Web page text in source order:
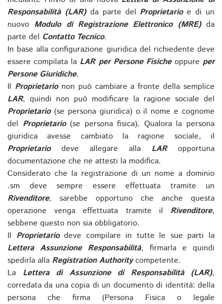
Responsabilità (LAR)da parte del Proprietarioe di un
nuovo Modulo di Registrazione Elettronico (MRE)da
parte del Contatto Tecnico.
In base alla configurazione giuridica del richiedente deve
essere compilata la LAR per Persone Fisicheoppure per
Persone Giuridiche.
Il Proprietarionon può cambiare a fronte della semplice
LAR, quindi non può modificare la ragione sociale del
Proprietario(se persona giuridica) o il nome e cognome
del Proprietario(se persona fisica). Qualora la persona
giuridica avesse cambiato la ragione sociale, il
Proprietariodeve allegare alla LARopportuna
documentazione che ne attesti la modifica.
Considerato che la registrazione di un nome a dominio
.sm deve sempre essere effettuata tramite un
Rivenditore, sarebbe opportuno che anche questa
operazione venga effettuata tramite il Rivenditore,
sebbene questo non sia obbligatorio.
Il Proprietariodeve compilare in tutte le sue parti la
Lettera Assunzione Responsabilità, firmarla e quindi
spedirla alla Registration Authoritycompetente.
La Lettera di Assunzione di Responsabilità (LAR),
corredata da una copia di un documento di identità: della
persona che firma (Persona Fisica o legale